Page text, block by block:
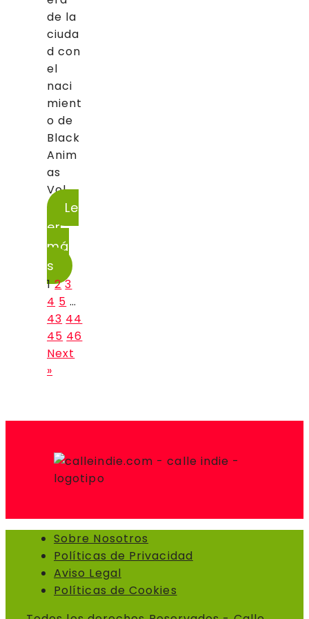
de la
ciuda
d con
el
naci
mient
o de
Black
Anim
as
Vol....
Le
er
má
s
1 2 3
4 5 …
43 44
45 46
Next
»
Sobre Nosotros
Políticas de Privacidad
Aviso Legal
Políticas de Cookies